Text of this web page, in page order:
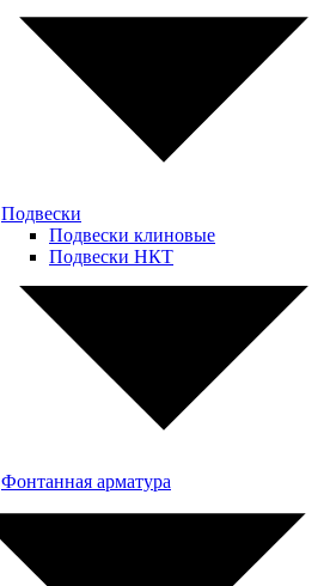
Подвески
Подвески клиновые
Подвески НКТ
Фонтанная арматура